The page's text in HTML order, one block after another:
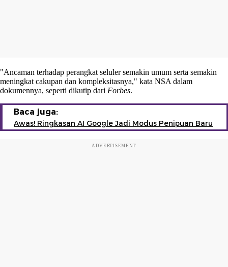
"Ancaman terhadap perangkat seluler semakin umum serta semakin
meningkat cakupan dan kompleksitasnya," kata NSA dalam
dokumennya, seperti dikutip dari Forbes.
Baca juga:
Awas! Ringkasan AI Google Jadi Modus Penipuan Baru
ADVERTISEMENT